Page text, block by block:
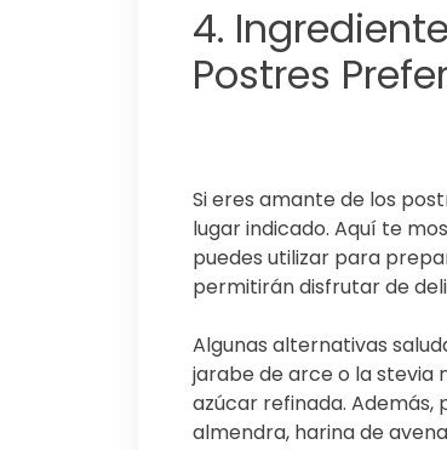
4.
Postres
Si eres amante de los
lugar indicado. Aquí te
puedes utilizar para
permitirán disfrutar de
Algunas alternativas
jarabe de arce o la stevia
azúcar refinada.
almendra, harina de